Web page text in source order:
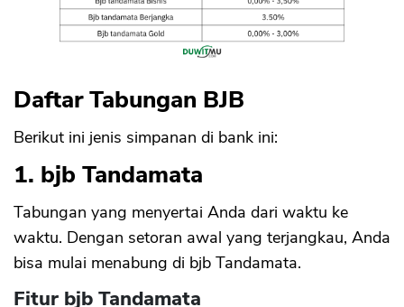
12. Bjb Tabunganku
Fitur Bjb Tabunganku
13. bjb Simpeda
Fitur bjb Simpeda
Suku bunga
Manfaat bjb Simpeda
Kesimpulan
Daftar Tabungan BJB
Berikut ini jenis simpanan di bank ini:
1. bjb Tandamata
Tabungan yang menyertai Anda dari waktu ke
waktu. Dengan setoran awal yang terjangkau, Anda
bisa mulai menabung di bjb Tandamata.
Fitur bjb Tandamata